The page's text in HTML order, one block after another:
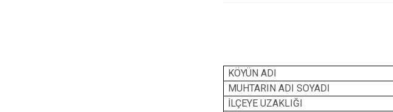
KÖYÜN ADI
MUHTARIN ADI SOYADI
İLÇEYE UZAKLIĞI